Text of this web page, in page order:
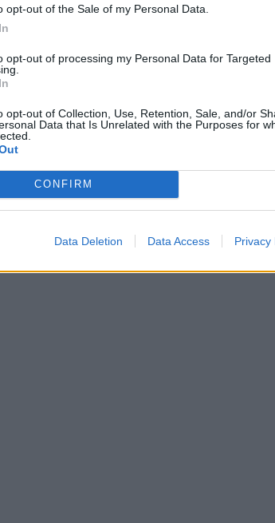
opt-out of the Sale of my Personal Data.
opt-out of processing my Personal Data for Targeted
opt-out of Collection, Use, Retention, Sale, and/or
Data that Is Unrelated with the Purposes for
CONFIRM
Data Deletion Data Access Privacy
zich